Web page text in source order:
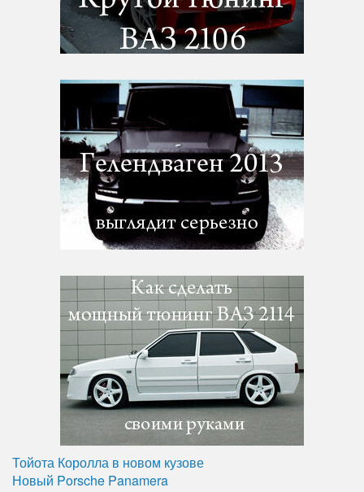
Тойота Королла в новом кузове
Новый Porsche Panamera